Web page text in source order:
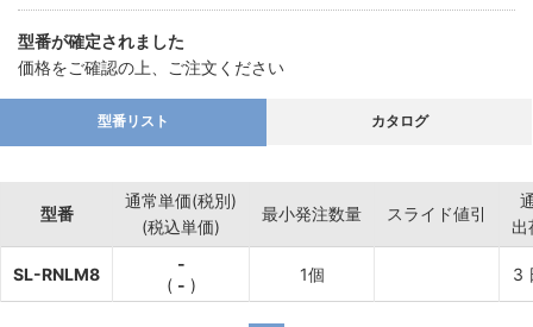
型番が確定されました
価格をご確認の上、ご注文ください
型番リスト カタログ
型番
通常単価(税別)
(税込単価)
最小発注数量 スライド値引
出
SL-RNLM8
-
( - )
1個 3